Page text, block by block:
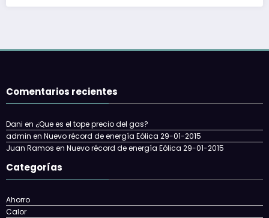
Comentarios recientes
Dani en ¿Que es el tope precio del gas?
admin en Nuevo récord de energía Eólica 29-01-2015
Juan Ramos en Nuevo récord de energía Eólica 29-01-2015
Categorías
Ahorro
Calor